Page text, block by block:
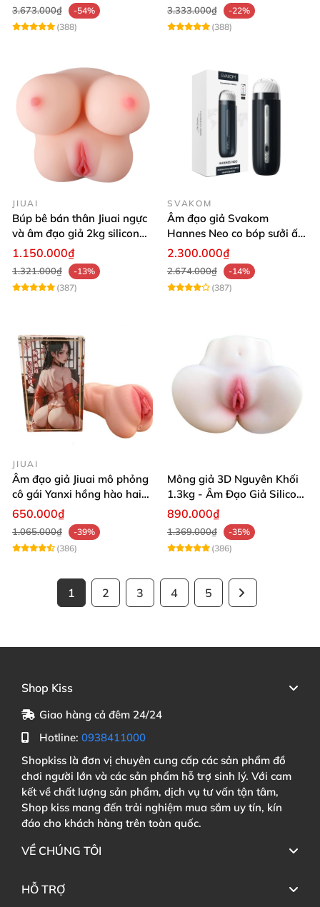
3.673.000₫
-54%
(388)
3.333.000₫
-22%
(388)
JIUAI
Búp bê bán thân Jiuai ngực
và âm đạo giả 2kg silicon
nguyên khối cao cấp
1.150.000₫
1.321.000₫
-13%
(387)
SVAKOM
Âm đạo giả Svakom
Hannes Neo co bóp sưởi ấm
tiện lợi điều khiển app
2.300.000₫
2.674.000₫
-14%
(387)
JIUAI
Âm đạo giả Jiuai mô phỏng
cô gái Yanxi hồng hào hai
lỗ bướm giả cầm tay 610g
650.000₫
1.065.000₫
-39%
(386)
Mông giả 3D Nguyên Khối
1.3kg - Âm Đạo Giả Silicon
Siêu Mềm 2 Lỗ Nằm Ngửa
890.000₫
1.369.000₫
-35%
(386)
1 2 3 4 5
Shop Kiss
Giao hàng cả đêm 24/24
Hotline: 0938411000
Shopkiss là đơn vị chuyên cung cấp các sản phẩm đồ
chơi người lớn và các sản phẩm hỗ trợ sinh lý. Với cam
kết về chất lượng sản phẩm, dịch vụ tư vấn tận tâm,
Shop kiss mang đến trải nghiệm mua sắm uy tín, kín
đáo cho khách hàng trên toàn quốc.
VỀ CHÚNG TÔI
HỖ TRỢ